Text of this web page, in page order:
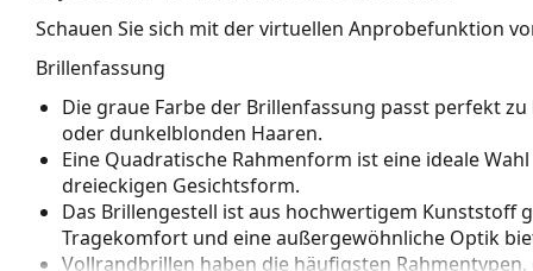
Schauen Sie sich mit der virtuellen Anprobefunktion
Brillenfassung
Die graue Farbe der Brillenfassung passt perfekt
oder dunkelblonden Haaren.
Eine Quadratische Rahmenform ist eine ideale
dreieckigen Gesichtsform.
Das Brillengestell ist aus hochwertigem Kunststoff
Tragekomfort und eine außergewöhnliche Optik
Vollrandbrillen haben die häufigsten